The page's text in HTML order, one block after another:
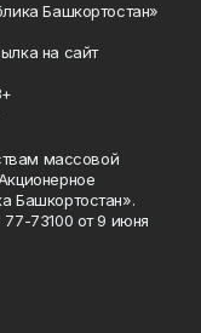
Башкортостан»
на сайт
массовой
Башкортостан».
73100 от 9 июня